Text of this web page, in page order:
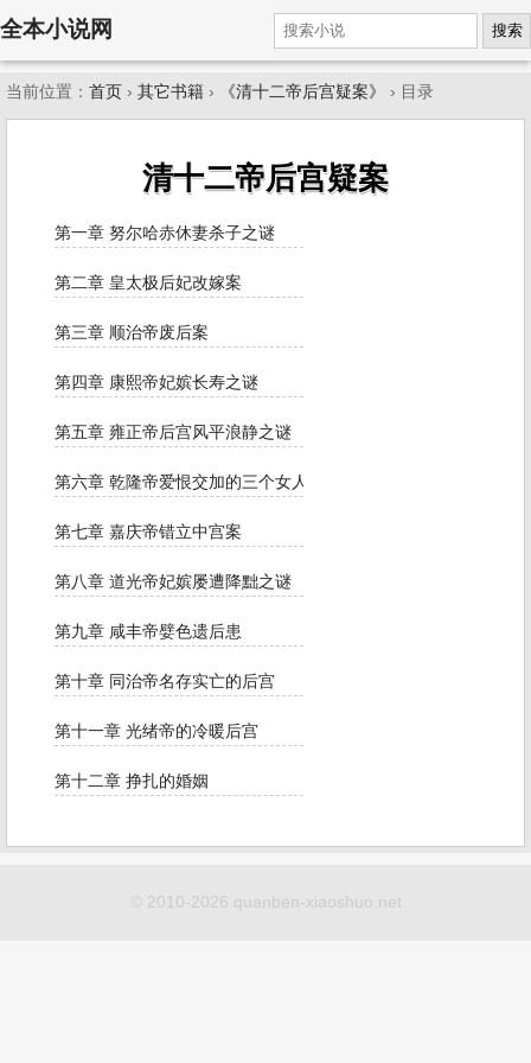
全本小说网 搜索
当前位置： 首页 › 其它书籍 › 《清十二帝后宫疑案》 › 目录
清十二帝后宫疑案
第一章 努尔哈赤休妻杀子之谜
第二章 皇太极后妃改嫁案
第三章 顺治帝废后案
第四章 康熙帝妃嫔长寿之谜
第五章 雍正帝后宫风平浪静之谜
第六章 乾隆帝爱恨交加的三个女人
第七章 嘉庆帝错立中宫案
第八章 道光帝妃嫔屡遭降黜之谜
第九章 咸丰帝嬖色遗后患
第十章 同治帝名存实亡的后宫
第十一章 光绪帝的冷暖后宫
第十二章 挣扎的婚姻
© 2010-2026 quanben-xiaoshuo.net